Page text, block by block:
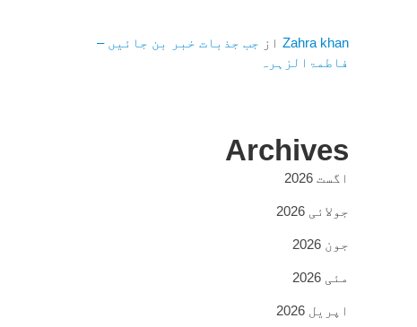
Zahra khanاز جب جذبات خبر بن جائیں –
فاطمۃالزہرہ
Archives
اگست 2026
جولائی 2026
جون 2026
مئی 2026
اپریل 2026